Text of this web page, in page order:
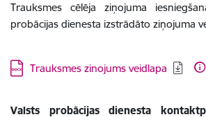
Trauksmes cēlēja ziņojuma
probācijas dienesta izstrādāto ziņojuma
Lejupielādēt:
Trauksmes zinojums veidlapa
Valsts probācijas dienesta